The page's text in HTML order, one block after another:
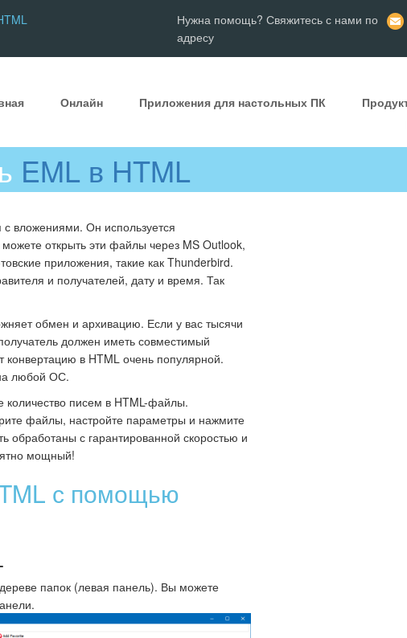
Нужна помощь? Свяжитесь с нами по
адресу
Онлайн Приложения для настольных ПК
EML в HTML
вложениями. Он используется
открыть эти файлы через MS Outlook,
приложения, такие как Thunderbird.
и получателей, дату и время. Так
обмен и архивацию. Если у вас тысячи
должен иметь совместимый
конвертацию в HTML очень популярной.
любой ОС.
количество писем в HTML-файлы.
файлы, настройте параметры и нажмите
обработаны с гарантированной скоростью и
мощный!
с помощью
папок (левая панель). Вы можете